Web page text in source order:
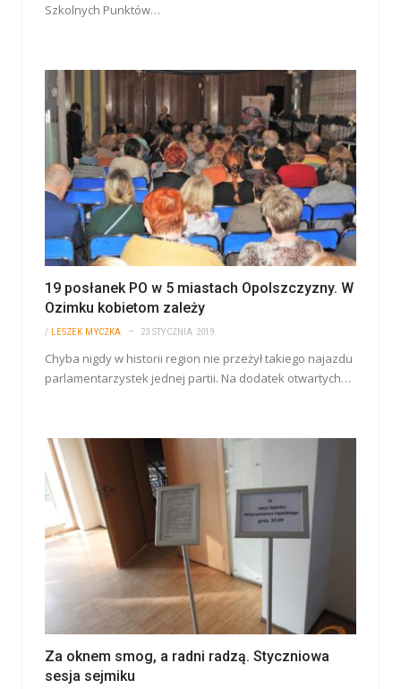
Szkolnych Punktów…
19 posłanek PO w 5 miastach Opolszczyzny. W
Ozimku kobietom zależy
/ LESZEK MYCZKA 23 STYCZNIA 2019
Chyba nigdy w historii region nie przeżył takiego najazdu
parlamentarzystek jednej partii. Na dodatek otwartych…
Za oknem smog, a radni radzą. Styczniowa
sesja sejmiku